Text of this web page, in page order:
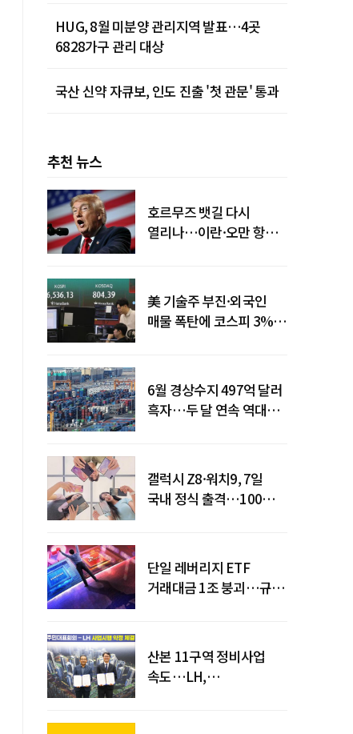
HUG, 8월 미분양 관리지역 발표…4곳
6828가구 관리 대상
국산 신약 자큐보, 인도 진출 '첫 관문' 통과
추천 뉴스
호르무즈 뱃길 다시
열리나…이란·오만 항로
美 기술주 부진·외국인
매물 폭탄에 코스피 3%대
6월 경상수지 497억 달러
흑자…두 달 연속 역대
갤럭시 Z8·워치9, 7일
국내 정식 출격…100개국
단일 레버리지 ETF
거래대금 1조 붕괴…규제
산본 11구역 정비사업
속도…LH,